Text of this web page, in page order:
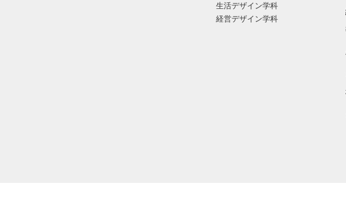
生活デザイン学科
経営デザイン学科